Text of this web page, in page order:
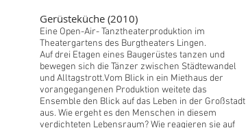
Gerüsteküche (2010)
Eine Open-Air- Tanztheaterproduktion im
Theatergartens des Burgtheaters Lingen.
Auf drei Etagen eines Baugerüstes tanzen und
bewegen sich die Tänzer zwischen Städtewandel
und Alltagstrott.Vom Blick in ein Miethaus der
vorangegangenen Produktion weitete das
Ensemble den Blick auf das Leben in der Großstadt
aus. Wie ergeht es den Menschen in diesem
verdichteten Lebensraum? Wie reagieren sie auf